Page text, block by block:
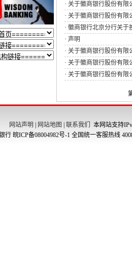
· 关于徽商银行股份有限
· 关于徽商银行股份有限
· 徽商银行北京分行关于
· 声明
· 关于徽商银行股份有限
· 关于徽商银行股份有限
· 关于徽商银行股份有限
网站声明 网站地图 联系我们
本网站支持
行 皖ICP备08004982号-1 全国统一客服热线